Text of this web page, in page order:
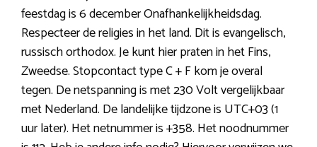
feestdag is 6 december Onafhankelijkheidsdag.
Respecteer de religies in het land. Dit is evangelisch,
russisch orthodox. Je kunt hier praten in het Fins,
Zweedse. Stopcontact type C + F kom je overal
tegen. De netspanning is met 230 Volt vergelijkbaar
met Nederland. De landelijke tijdzone is UTC+03 (1
uur later). Het netnummer is +358. Het noodnummer